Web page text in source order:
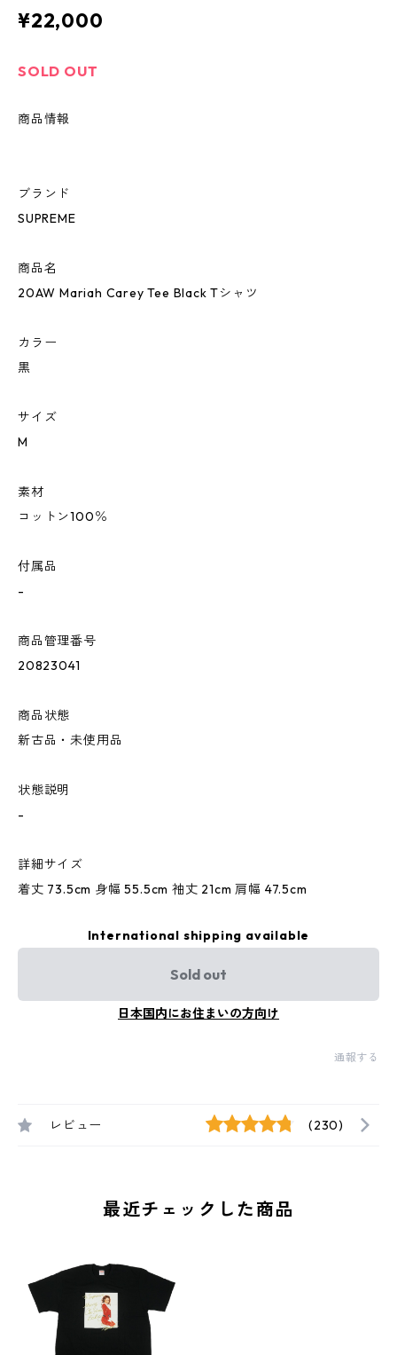
¥22,000
SOLD OUT
商品情報
ブランド
SUPREME
商品名
20AW Mariah Carey Tee Black Tシャツ
カラー
黒
サイズ
M
素材
コットン100％
付属品
-
商品管理番号
20823041
商品状態
新古品・未使用品
状態説明
-
詳細サイズ
着丈 73.5cm 身幅 55.5cm 袖丈 21cm 肩幅 47.5cm
International shipping available
Sold out
日本国内にお住まいの方向け
通報する
レビュー (230)
最近チェックした商品